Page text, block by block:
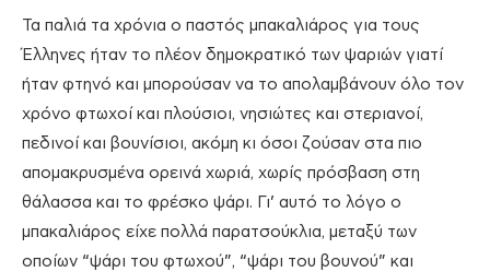
Τα παλιά τα χρόνια ο παστός μπακαλιάρος για τους
Έλληνες ήταν το πλέον δημοκρατικό των ψαριών γιατί
ήταν φτηνό και μπορούσαν να το απολαμβάνουν όλο τον
χρόνο φτωχοί και πλούσιοι, νησιώτες και στεριανοί,
πεδινοί και βουνίσιοι, ακόμη κι όσοι ζούσαν στα πιο
απομακρυσμένα ορεινά χωριά, χωρίς πρόσβαση στη
θάλασσα και το φρέσκο ψάρι. Γι’ αυτό το λόγο ο
μπακαλιάρος είχε πολλά παρατσούκλια, μεταξύ των
οποίων “ψάρι του φτωχού”, “ψάρι του βουνού” και